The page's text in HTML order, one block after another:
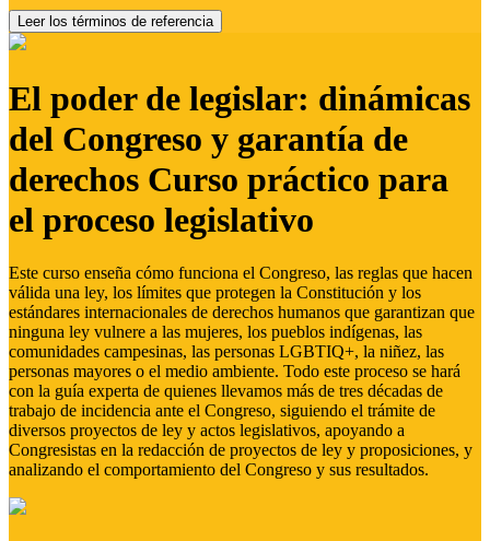
Leer los términos de referencia
El poder de legislar: dinámicas
del Congreso y garantía de
derechos Curso práctico para
el proceso legislativo
Este curso enseña cómo funciona el Congreso, las reglas que hacen
válida una ley, los límites que protegen la Constitución y los
estándares internacionales de derechos humanos que garantizan que
ninguna ley vulnere a las mujeres, los pueblos indígenas, las
comunidades campesinas, las personas LGBTIQ+, la niñez, las
personas mayores o el medio ambiente. Todo este proceso se hará
con la guía experta de quienes llevamos más de tres décadas de
trabajo de incidencia ante el Congreso, siguiendo el trámite de
diversos proyectos de ley y actos legislativos, apoyando a
Congresistas en la redacción de proyectos de ley y proposiciones, y
analizando el comportamiento del Congreso y sus resultados.